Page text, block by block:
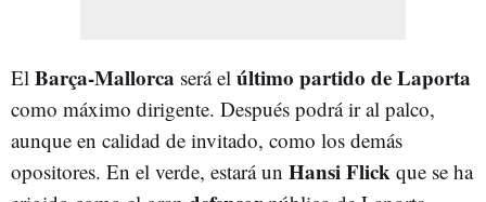
El Barça-Mallorca será el último partido de Laporta
como máximo dirigente. Después podrá ir al palco,
aunque en calidad de invitado, como los demás
opositores. En el verde, estará un Hansi Flick que se ha